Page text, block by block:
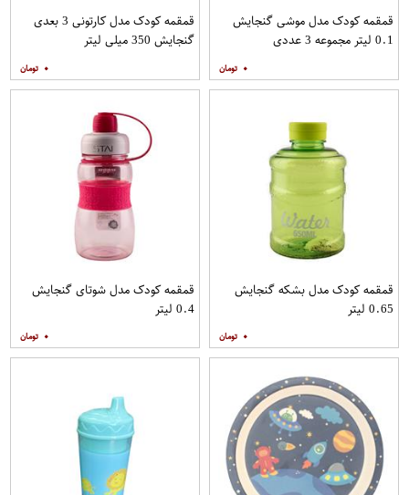
قمقمه کودک مدل موشی گنجایش
0.1 لیتر مجموعه 3 عددی
۰
قمقمه کودک مدل کارتونی 3 بعدی
گنجایش 350 میلی لیتر
۰
قمقمه کودک مدل بشکه گنجایش
0.65 لیتر
۰
قمقمه کودک مدل شوتای گنجایش
0.4 لیتر
۰